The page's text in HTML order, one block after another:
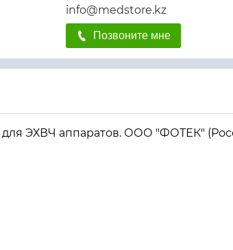
info@medstore.kz
Позвоните мне
для ЭХВЧ аппаратов. ООО "ФОТЕК"